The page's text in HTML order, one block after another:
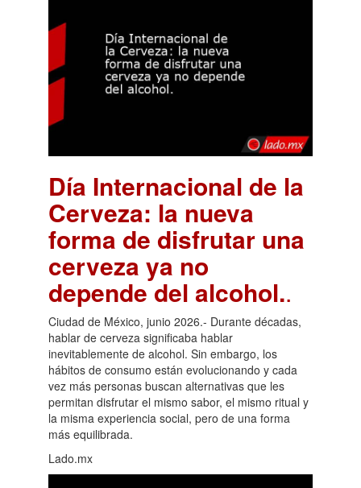
Día Internacional de la
Cerveza: la nueva
forma de disfrutar una
cerveza ya no
depende del alcohol..
Ciudad de México, junio 2026.- Durante décadas,
hablar de cerveza significaba hablar
inevitablemente de alcohol. Sin embargo, los
hábitos de consumo están evolucionando y cada
vez más personas buscan alternativas que les
permitan disfrutar el mismo sabor, el mismo ritual y
la misma experiencia social, pero de una forma
más equilibrada.
Lado.mx